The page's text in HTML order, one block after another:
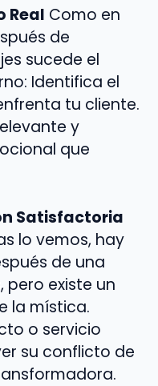
Real Como en
de
sucede el
Identifica el
tu cliente.
y
que
Satisfactoria
lo vemos, hay
de una
existe un
la mística.
o servicio
su conflicto de